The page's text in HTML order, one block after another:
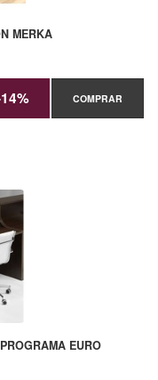
MERKA
COMPRAR
EURO